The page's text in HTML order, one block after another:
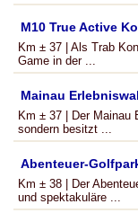
M10 True Active
Km ± 37 | Als Trab
Game in der ...
Mainau
Km ± 37 | Der Mainau
sondern besitzt ...
Abenteuer-
Km ± 38 | Der
und spektakuläre ...